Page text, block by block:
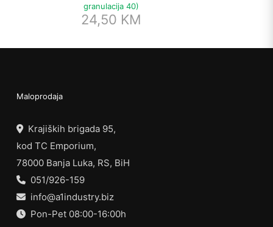
granulacija 40)
24,50 KM
Maloprodaja
Krajiških brigada 95,
kod TC Emporium,
78000 Banja Luka, RS, BiH
051/926-159
info@a1industry.biz
Pon-Pet 08:00-16:00h